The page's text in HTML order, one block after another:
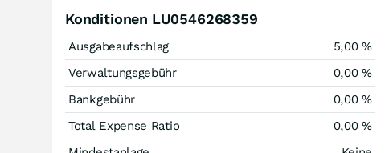
Konditionen LU0546268359
Ausgabeaufschlag
5,00 %
Verwaltungsgebühr
0,00 %
Bankgebühr
0,00 %
Total Expense Ratio
0,00 %